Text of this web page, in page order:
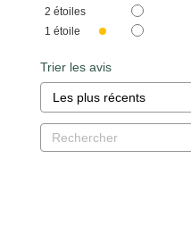
2 étoiles
1 étoile
Trier les avis